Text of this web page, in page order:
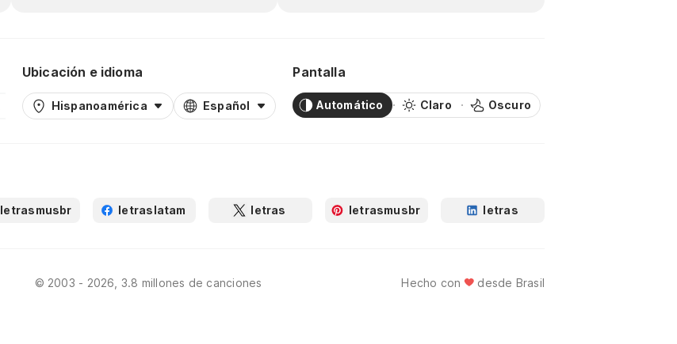
Ubicación e idioma
Hispanoamérica Español
Pantalla
Automático Claro Oscuro
letrasmusbr letraslatam letras letrasmusbr letras
© 2003 - 2026, 3.8 millones de canciones Hecho con desde Brasil